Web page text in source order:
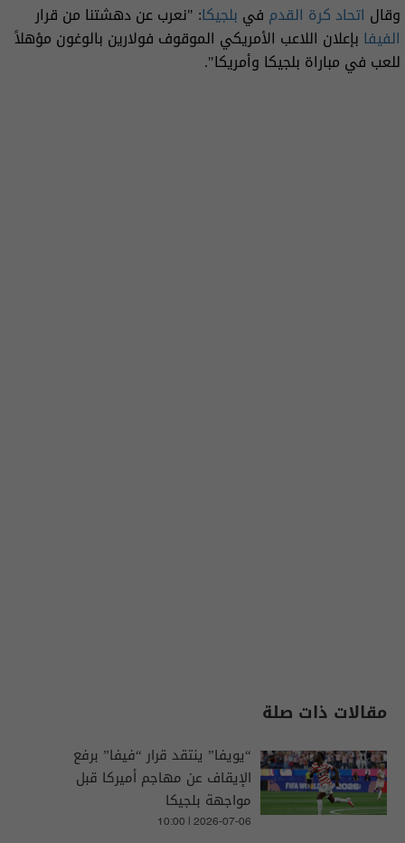
وقال اتحاد كرة القدم في بلجيكا: "نعرب عن دهشتنا من قرار
الفيفا بإعلان اللاعب الأمريكي الموقوف فولارين بالوغون مؤهلاً
للعب في مباراة بلجيكا وأمريكا".
مقالات ذات صلة
“يويفا” ينتقد قرار “فيفا” برفع
الإيقاف عن مهاجم أميركا قبل
مواجهة بلجيكا
10:00 | 2026-07-06